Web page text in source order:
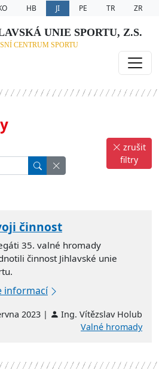
HB JI PE TR ZR
UNIE SPORTU, Z.S.
CENTRUM SPORTU
zrušit
filtry
činnost
35. valné hromady
činnost Jihlavské unie
informací
2023 |
Ing. Vítězslav Holub
Valné hromady